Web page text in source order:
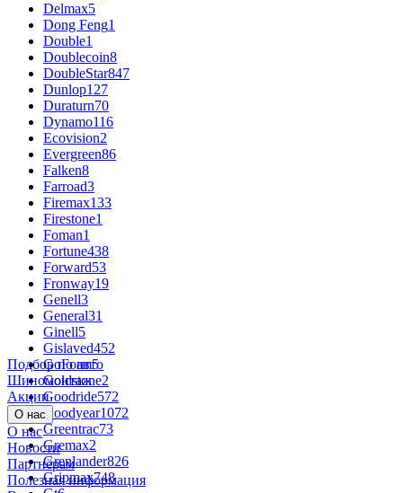
Delmax5
Dong Feng1
Double1
Doublecoin8
DoubleStar847
Dunlop127
Duraturn70
Dynamo116
Ecovision2
Evergreen86
Falken8
Farroad3
Firemax133
Firestone1
Foman1
Fortune438
Forward53
Fronway19
Genell3
General31
Ginell5
Gislaved452
GoForm5
Goldstone2
Goodride572
Goodyear1072
Greentrac73
Gremax2
Grenlander826
Gripmax748
Подбор по авто
Шиномонтаж
Акции
О нас
О нас
Новости
Партнёрам
Полезная информация